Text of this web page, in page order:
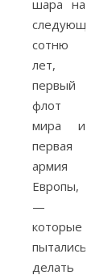
шара на
следующую
сотню
лет,
первый
флот
мира и
первая
армия
Европы,
—
которые
пытались
делать